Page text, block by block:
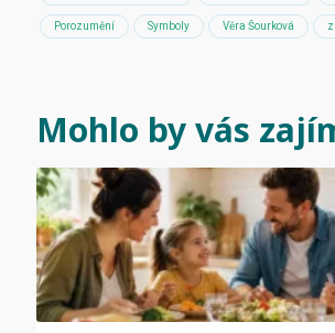
Porozumění Symboly Věra Šourková
Mohlo by vás